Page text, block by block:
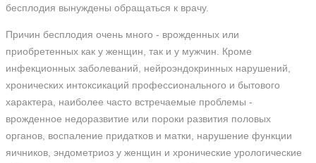
бесплодия вынуждены обращаться к врачу.
Причин бесплодия очень много - врожденных или
приобретенных как у женщин, так и у мужчин. Кроме
инфекционных заболеваний, нейроэндокринных нарушений,
хронических интоксикаций профессионального и бытового
характера, наиболее часто встречаемые проблемы -
врожденное недоразвитие или пороки развития половых
органов, воспаление придатков и матки, нарушение функции
яичников, эндометриоз у женщин и хронические урологические